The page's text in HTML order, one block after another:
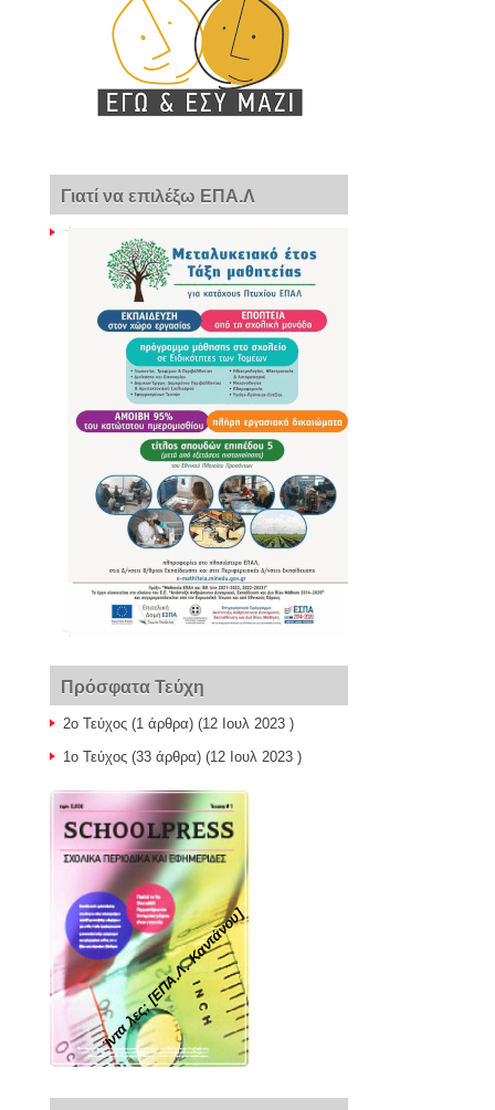
Γιατί να επιλέξω ΕΠΑ.Λ
Πρόσφατα Τεύχη
2ο Τεύχος (1 άρθρα) (12 Ιουλ 2023 )
1ο Τεύχος (33 άρθρα) (12 Ιουλ 2023 )
Ίντα λες; [ΕΠΑ.Λ. Καντάνου]